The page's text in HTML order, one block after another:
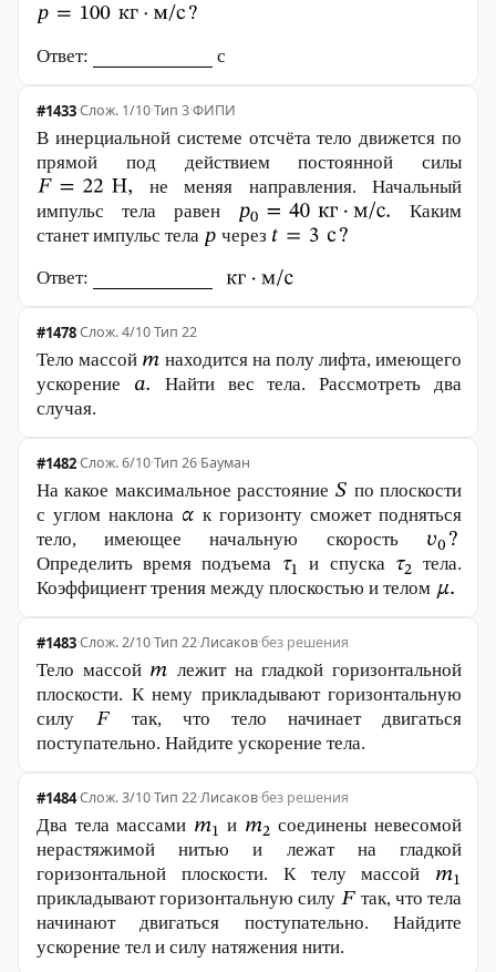
Ответ: с
#1433· 1/10·Тип 3·ФИПИ
В инерциальной системе отсчёта тело движется по
прямой под действием постоянной силы
не меняя направления. Начальный
импульс тела равен
Каким
станет импульс тела
через
Ответ:
#1478· 4/10·Тип 22
Тело массой
находится на полу лифта, имеющего
ускорение
Найти вес тела. Рассмотреть два
случая.
#1482· 6/10·Тип 26·Бауман
На какое максимальное расстояние
по плоскости
с углом наклона
к горизонту сможет подняться
тело, имеющее начальную скорость
Определить время подъема
и спуска
тела.
Коэффициент трения между плоскостью и телом
#1483· 2/10·Тип 22·Лисаков·без решения
Тело массой
лежит на гладкой горизонтальной
плоскости. К нему прикладывают горизонтальную
силу
так, что тело начинает двигаться
поступательно. Найдите ускорение тела.
#1484· 3/10·Тип 22·Лисаков·без решения
Два тела массами и
соединены невесомой
нерастяжимой нитью и лежат на гладкой
горизонтальной плоскости. К телу массой
прикладывают горизонтальную силу
так, что тела
начинают двигаться поступательно. Найдите
ускорение тел и силу натяжения нити.